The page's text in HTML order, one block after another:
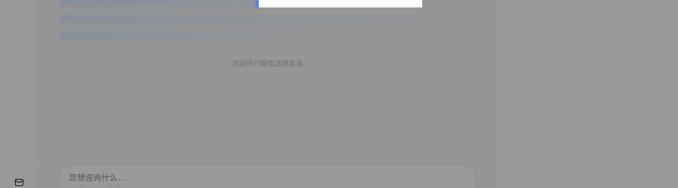
欢迎进行智能法律咨询